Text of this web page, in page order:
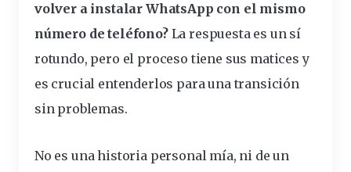
volver a instalar WhatsApp con el mismo
número de teléfono?La respuesta es un sí
rotundo, pero el proceso tiene sus matices y
es crucial entenderlos para una transición
sin problemas.
No es una historia personal mía, ni de un